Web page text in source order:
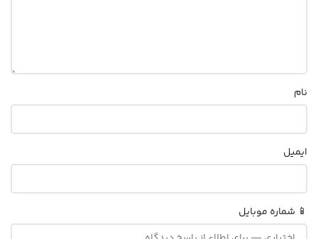
نام
ایمیل
📱 شماره موبایل